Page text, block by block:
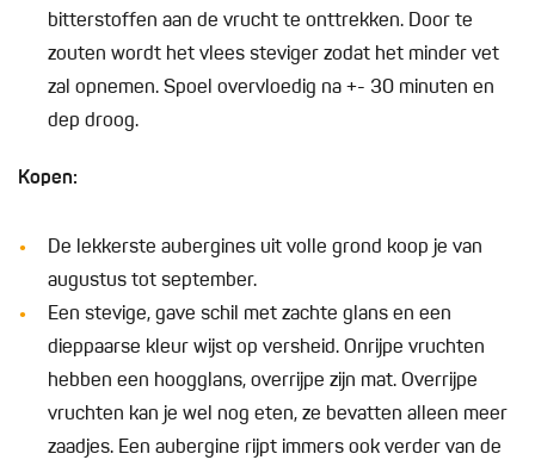
bitterstoffen aan de vrucht te onttrekken. Door te
zouten wordt het vlees steviger zodat het minder vet
zal opnemen. Spoel overvloedig na +- 30 minuten en
dep droog.
Kopen:
De lekkerste aubergines uit volle grond koop je van
augustus tot september.
Een stevige, gave schil met zachte glans en een
dieppaarse kleur wijst op versheid. Onrijpe vruchten
hebben een hoogglans, overrijpe zijn mat. Overrijpe
vruchten kan je wel nog eten, ze bevatten alleen meer
zaadjes. Een aubergine rijpt immers ook verder van de